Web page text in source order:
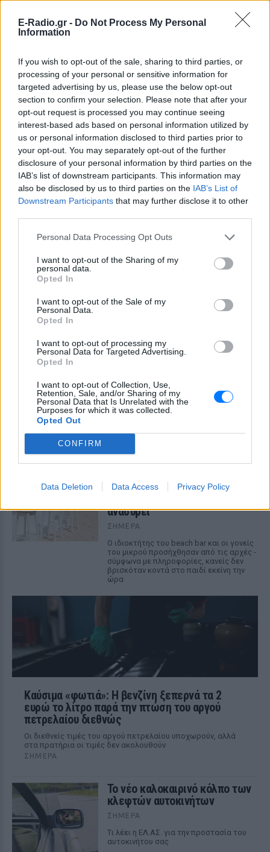
E-Radio.gr - Do Not Process My Personal
Information
If you wish to opt-out of the sale, sharing to third parties, or
processing of your personal or sensitive information for
targeted advertising by us, please use the below opt-out
section to confirm your selection. Please note that after your
opt-out request is processed you may continue seeing
interest-based ads based on personal information utilized by
us or personal information disclosed to third parties prior to
your opt-out. You may separately opt-out of the further
disclosure of your personal information by third parties on the
IAB’s list of downstream participants. This information may
also be disclosed by us to third parties on the IAB’s List of
Downstream Participants that may further disclose it to other
Personal Data Processing Opt Outs
I want to opt-out of the Sharing of my
personal data.
Opted In
I want to opt-out of the Sale of my
Personal Data.
Opted In
I want to opt-out of processing my
Personal Data for Targeted Advertising.
Opted In
I want to opt-out of Collection, Use,
Retention, Sale, and/or Sharing of my
Personal Data that Is Unrelated with the
Purposes for which it was collected.
Opted Out
CONFIRM
Data Deletion Data Access Privacy Policy
ΔΕΙΤΕ ΕΠΙΣΗΣ
ΣΤΗΝ ΙΔΙΑ ΚΑΤΗΓΟΡΙΑ
Ουκρανία: Βίντεο σοκ με
19χρονο να οδηγείται με τη βία
για επιστράτευση ‑ Τι είναι το
«busification»
μεταφορά άνδρα για στρατιωτική
επιστράτευση στην Ουκρανία
Ουκρανία: Βίντεο σοκ με
19χρονο να οδηγείται με τη βία
«busification»
ΣΉΜΕΡΑ
επιστράτευση στην Ουκρανία
«busification».
του σε πισίνα beach bar –
ανασύρει
ΣΉΜΕΡΑ
Ο ιδιοκτήτης του beach bar και οι γονείς
του μικρού προσήχθησαν από τις αρχές -
σύμφωνα με πληροφορίες, κανείς δεν
βρισκόταν κοντά στο παιδί εκείνη την
ώρα
Καύσιμα «φωτιά»: Η βενζίνη ξεπερνά τα 2
ευρώ το λίτρο παρά την πτώση του αργού
πετρελαίου διεθνώς
Οι διεθνείς τιμές του αργού πετρελαίου υποχωρούν, αλλά
στα πρατήρια οι τιμές δεν ακολουθούν
ΣΉΜΕΡΑ
Το νέο καλοκαιρινό κόλπο των
κλεφτών αυτοκινήτων
ΣΉΜΕΡΑ
Tι λέει η ΕΛ.ΑΣ. για την προστασία του
αυτοκινήτου σας